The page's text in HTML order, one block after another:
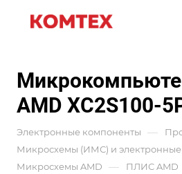
AMD XC2S100-
Электронные компоненты —
Микросхемы (ИМС) и
Микросхемы AMD — ПЛИС AMD